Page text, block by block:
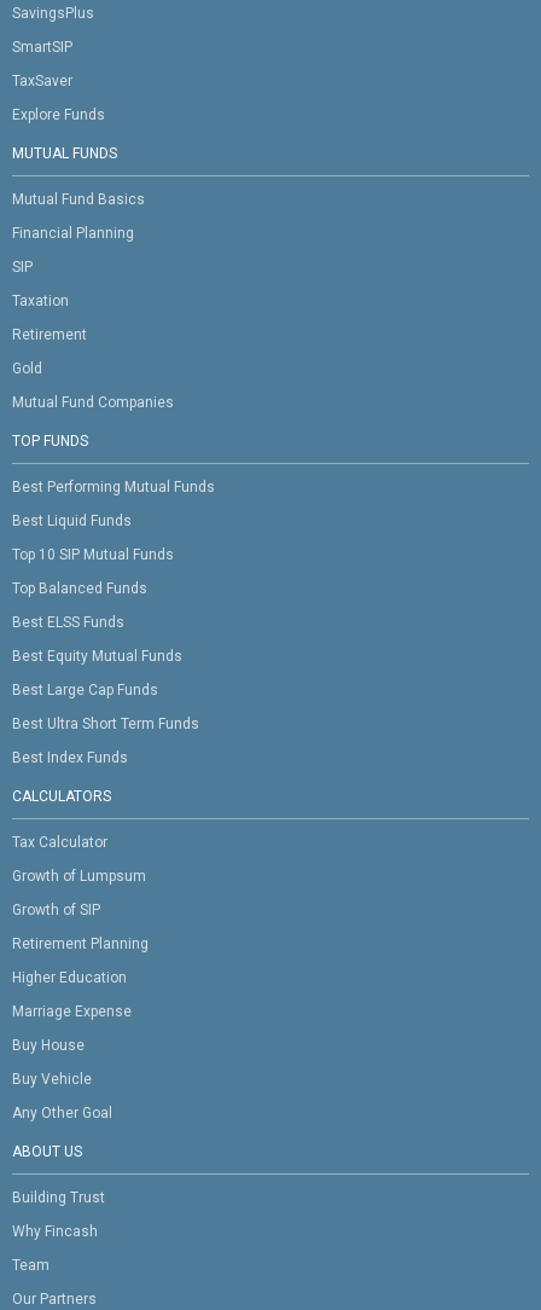
SavingsPlus
SmartSIP
TaxSaver
Explore Funds
MUTUAL FUNDS
Mutual Fund Basics
Financial Planning
SIP
Taxation
Retirement
Gold
Mutual Fund Companies
TOP FUNDS
Best Performing Mutual Funds
Best Liquid Funds
Top 10 SIP Mutual Funds
Top Balanced Funds
Best ELSS Funds
Best Equity Mutual Funds
Best Large Cap Funds
Best Ultra Short Term Funds
Best Index Funds
CALCULATORS
Tax Calculator
Growth of Lumpsum
Growth of SIP
Retirement Planning
Higher Education
Marriage Expense
Buy House
Buy Vehicle
Any Other Goal
ABOUT US
Building Trust
Why Fincash
Team
Our Partners